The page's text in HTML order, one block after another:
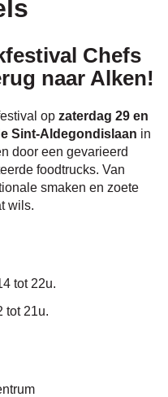
naar
links
Chefs
naar Alken!
op zaterdag 29 en
Sint-Aldegondislaan in
door een gevarieerd
foodtrucks. Van
smaken en zoete
wils.
tot 22u.
tot 21u.